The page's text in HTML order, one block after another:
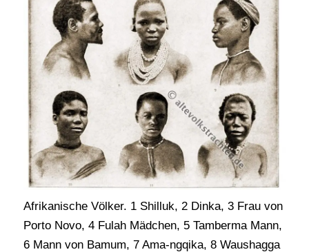
Afrikanische Völker. 1 Shilluk, 2 Dinka, 3 Frau von
Porto Novo, 4 Fulah Mädchen, 5 Tamberma Mann,
6 Mann von Bamum, 7 Ama-ngqika, 8 Waushagga